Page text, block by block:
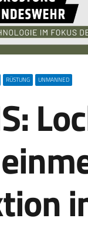
RÜSTUNG UNMANNED